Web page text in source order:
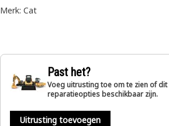
Merk: Cat
Past het?
Voeg uitrusting toe om te zien of
reparatieopties beschikbaar zijn.
Uitrusting toevoegen